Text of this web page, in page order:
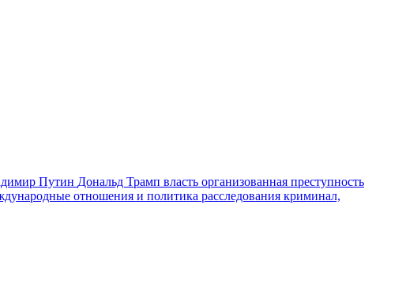
Путин Дональд Трамп власть организованная преступность
отношения и политика расследования криминал,